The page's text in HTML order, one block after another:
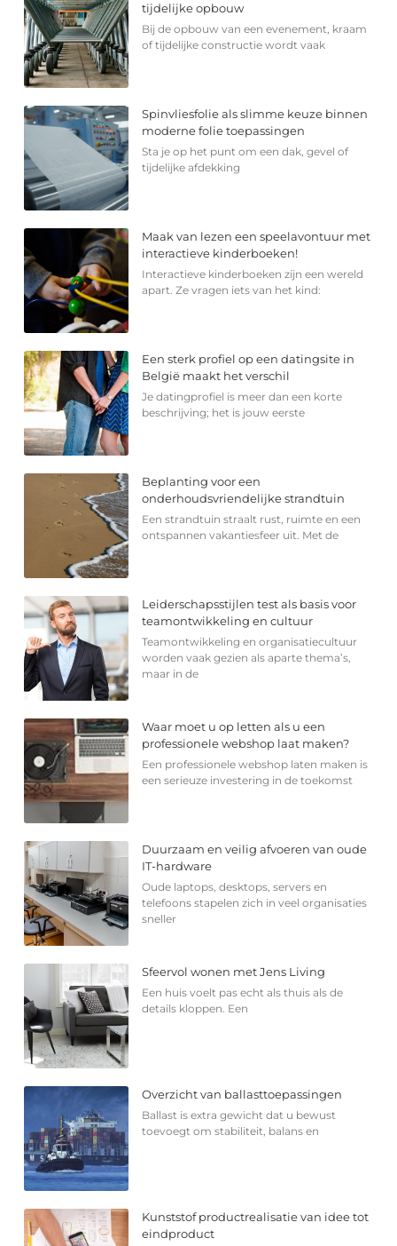
tijdelijke opbouw
Bij de opbouw van een evenement, kraam
of tijdelijke constructie wordt vaak
Spinvliesfolie als slimme keuze binnen
moderne folie toepassingen
Sta je op het punt om een dak, gevel of
tijdelijke afdekking
Maak van lezen een speelavontuur met
interactieve kinderboeken!
Interactieve kinderboeken zijn een wereld
apart. Ze vragen iets van het kind:
Een sterk profiel op een datingsite in
België maakt het verschil
Je datingprofiel is meer dan een korte
beschrijving; het is jouw eerste
Beplanting voor een
onderhoudsvriendelijke strandtuin
Een strandtuin straalt rust, ruimte en een
ontspannen vakantiesfeer uit. Met de
Leiderschapsstijlen test als basis voor
teamontwikkeling en cultuur
Teamontwikkeling en organisatiecultuur
worden vaak gezien als aparte thema’s,
maar in de
Waar moet u op letten als u een
professionele webshop laat maken?
Een professionele webshop laten maken is
een serieuze investering in de toekomst
Duurzaam en veilig afvoeren van oude
IT-hardware
Oude laptops, desktops, servers en
telefoons stapelen zich in veel organisaties
sneller
Sfeervol wonen met Jens Living
Een huis voelt pas echt als thuis als de
details kloppen. Een
Overzicht van ballasttoepassingen
Ballast is extra gewicht dat u bewust
toevoegt om stabiliteit, balans en
Kunststof productrealisatie van idee tot
eindproduct